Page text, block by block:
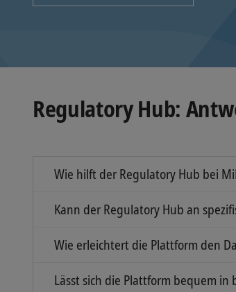
Regulatory Hub:
Wie hilft der Regulatory Hub bei
Kann der Regulatory Hub an
Wie erleichtert die Plattform den
Aufwand sinken.
Lässt sich die Plattform bequem